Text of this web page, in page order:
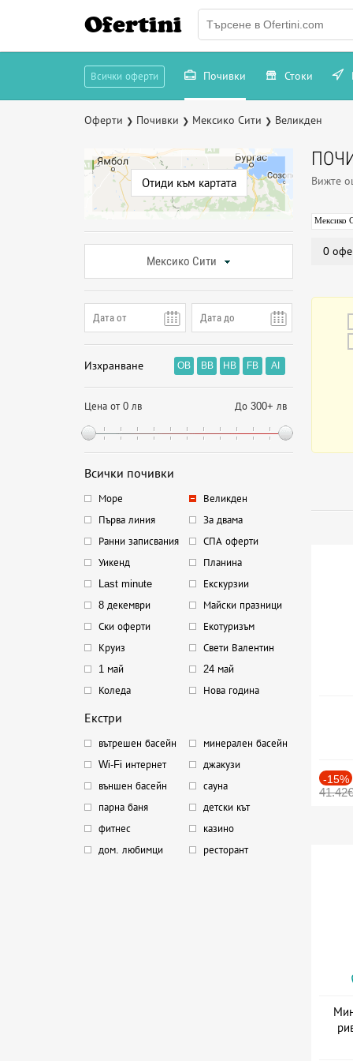
Ofertini
Всички оферти Почивки Стоки
Оферти ❯ Почивки ❯ Мексико Сити ❯ Великден
Отиди към картата
Мексико Сити
Изхранване OB BB HB FB AI
Цена от 0 лв До 300+ лв
Всички почивки
Море
Великден
Първа линия
За двама
Ранни записвания
СПА оферти
Уикенд
Планина
Last minute
Екскурзии
8 декември
Майски празници
Ски оферти
Екотуризъм
Круиз
Свети Валентин
1 май
24 май
Коледа
Нова година
Екстри
вътрешен басейн
минерален басейн
Wi-Fi интернет
джакузи
външен басейн
сауна
парна баня
детски кът
фитнес
казино
дом. любимци
ресторант
Вижте
Мексико
0
-15%
41.42€